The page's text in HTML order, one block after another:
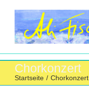
Inhalt
springen
Chorkonzert
Startseite / Chorkonzert